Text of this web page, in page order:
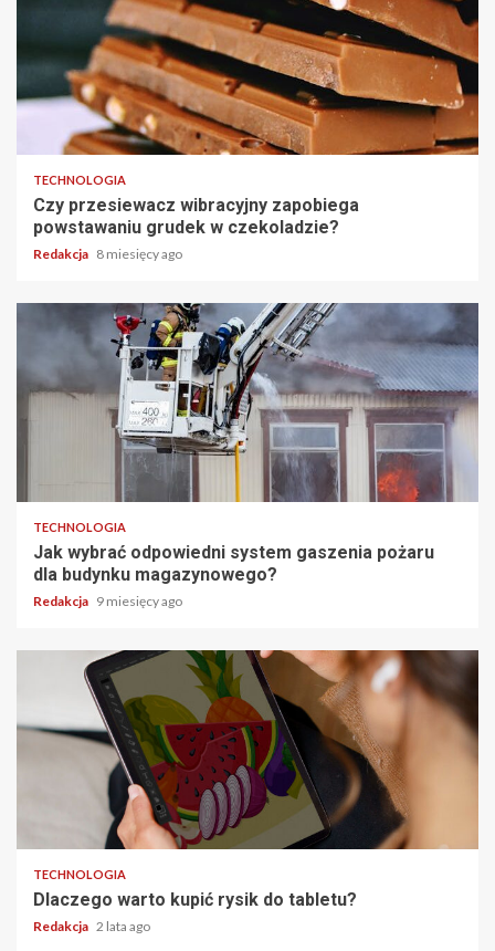
TECHNOLOGIA
Czy przesiewacz wibracyjny zapobiega
powstawaniu grudek w czekoladzie?
Redakcja 8 miesięcy ago
TECHNOLOGIA
Jak wybrać odpowiedni system gaszenia pożaru
dla budynku magazynowego?
Redakcja 9 miesięcy ago
TECHNOLOGIA
Dlaczego warto kupić rysik do tabletu?
Redakcja 2 lata ago